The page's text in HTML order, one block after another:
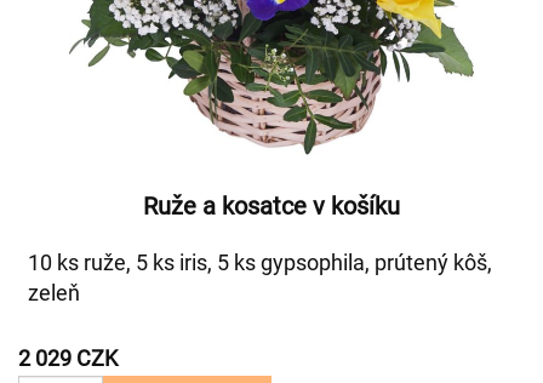
Ruže a kosatce v košíku
10 ks ruže, 5 ks iris, 5 ks gypsophila, prútený kôš,
zeleň
2 029 CZK